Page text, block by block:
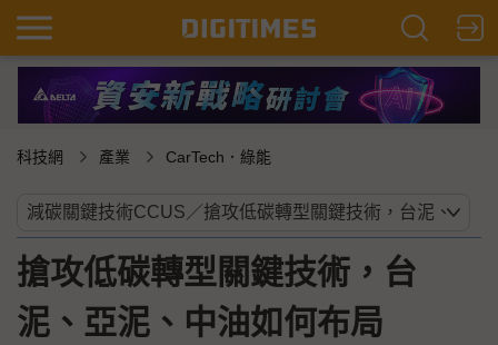
科技網 產業 CarTech．綠能
搶攻低碳轉型關鍵技術，台
泥、亞泥、中油如何布局